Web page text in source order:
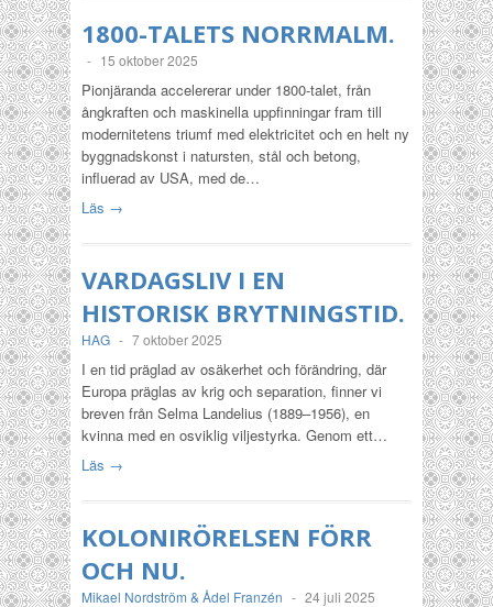
1800-TALETS NORRMALM.
- 15 oktober 2025
Pionjäranda accelererar under 1800-talet, från
ångkraften och maskinella uppfinningar fram till
modernitetens triumf med elektricitet och en helt ny
byggnadskonst i natursten, stål och betong,
influerad av USA, med de…
Läs →
VARDAGSLIV I EN
HISTORISK BRYTNINGSTID.
HAG - 7 oktober 2025
I en tid präglad av osäkerhet och förändring, där
Europa präglas av krig och separation, finner vi
breven från Selma Landelius (1889–1956), en
kvinna med en osviklig viljestyrka. Genom ett…
Läs →
KOLONIRÖRELSEN FÖRR
OCH NU.
Mikael Nordström & Ådel Franzén - 24 juli 2025